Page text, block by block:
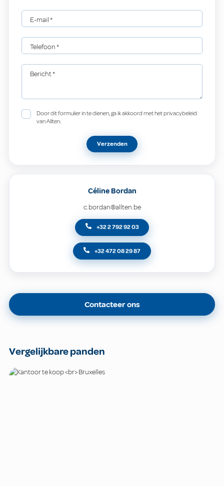
E-mail*
Telefoon*
Bericht*
Door dit formulier in te dienen, ga ik akkoord met het privacybeleid
van Allten.
Verzenden
Céline Bordan
c.bordan@allten.be
+32 2 792 92 03
+32 472 08 29 87
Contacteer ons
Vergelijkbare panden